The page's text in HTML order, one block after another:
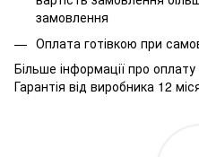
замовлення
Оплата готівкою при
Більше інформації про оплату
Гарантія від виробника 12